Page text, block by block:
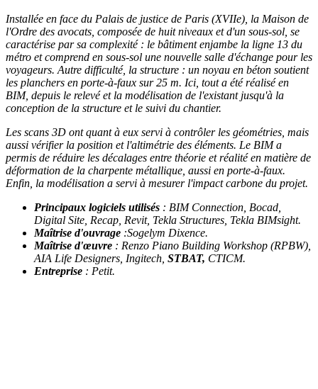
Installée en face du Palais de justice de Paris (XVIIe), la Maison de
l'Ordre des avocats, composée de huit niveaux et d'un sous-sol, se
caractérise par sa complexité : le bâtiment enjambe la ligne 13 du
métro et comprend en sous-sol une nouvelle salle d'échange pour les
voyageurs. Autre difficulté, la structure : un noyau en béton soutient
les planchers en porte-à-faux sur 25 m. Ici, tout a été réalisé en
BIM, depuis le relevé et la modélisation de l'existant jusqu'à la
conception de la structure et le suivi du chantier.
Les scans 3D ont quant à eux servi à contrôler les géométries, mais
aussi vérifier la position et l'altimétrie des éléments. Le BIM a
permis de réduire les décalages entre théorie et réalité en matière de
déformation de la charpente métallique, aussi en porte-à-faux.
Enfin, la modélisation a servi à mesurer l'impact carbone du projet.
Principaux logiciels utilisés : BIM Connection, Bocad,
Digital Site, Recap, Revit, Tekla Structures, Tekla BIMsight.
Maîtrise d'ouvrage :Sogelym Dixence.
Maîtrise d'œuvre : Renzo Piano Building Workshop (RPBW),
AIA Life Designers, Ingitech, STBAT, CTICM.
Entreprise : Petit.